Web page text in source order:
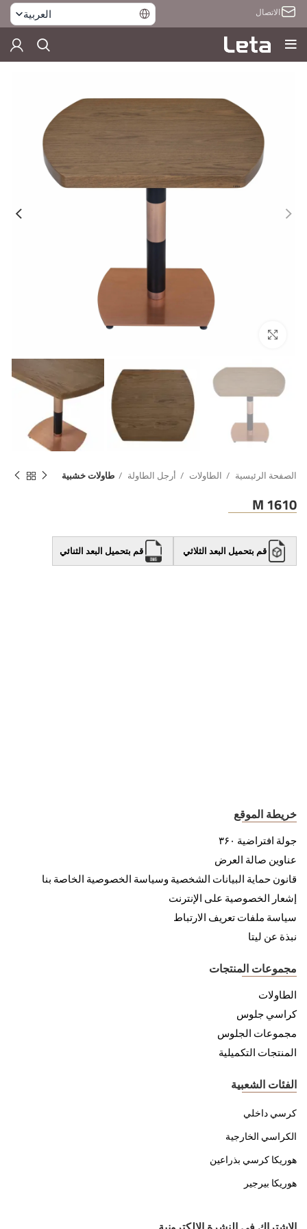
الاتصال العربية
الصفحة الرئيسية الطاولات أرجل الطاولة طاولات خشبية
M 1610
قم بتحميل البعد الثلاثي قم بتحميل البعد الثنائي
خريطة الموقع
جولة افتراضية ۳۶۰
عناوين صالة العرض
قانون حماية البيانات الشخصية وسياسة الخصوصية الخاصة بنا
إشعار الخصوصية على الإنترنت
سياسة ملفات تعريف الارتباط
نبذة عن ليتا
مجموعات المنتجات
الطاولات
كراسي جلوس
مجموعات الجلوس
المنتجات التكميلية
الفئات الشعبية
كرسي داخلي
الكراسي الخارجية
هوريكا كرسي بذراعين
هوريكا بيرجير